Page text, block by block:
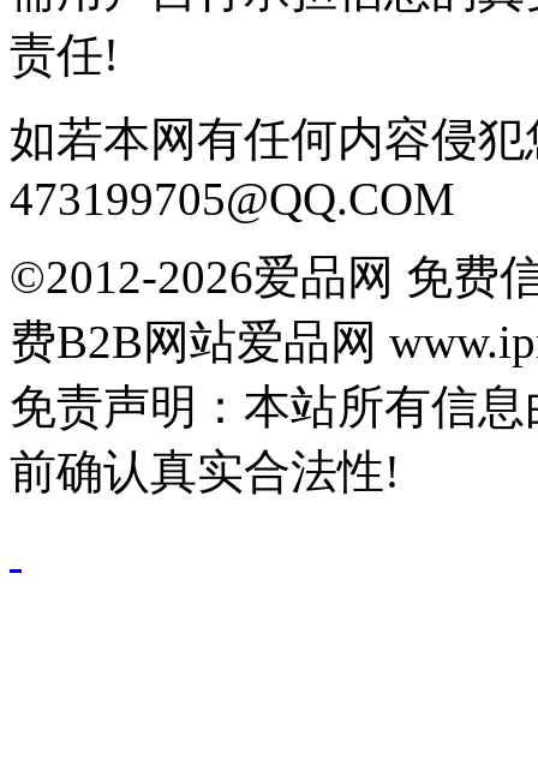
责任!
如若本网有任何内容侵
473199705@QQ.COM
©2012-2026爱品网 免费
费B2B网站爱品网
免责声明：本站所有信
前确认真实合法性!